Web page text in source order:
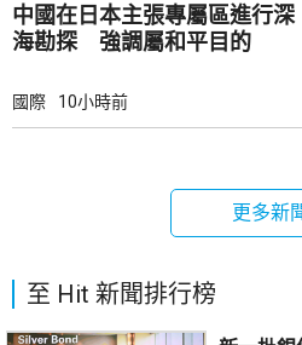
中國在日本主張專屬區進行深
海勘探 強調屬和平目的
國際 10小時前
更多新
至 Hit 新聞排行榜